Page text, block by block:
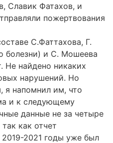
Славик Фатахов, и
пожертвования
С.Фаттахова, Г.
болезни) и С. Мошеева
Не найдено никаких
нарушений. Но
я напомнил им, что
и к следующему
данные не за четыре
как отчет
2021 годы уже был